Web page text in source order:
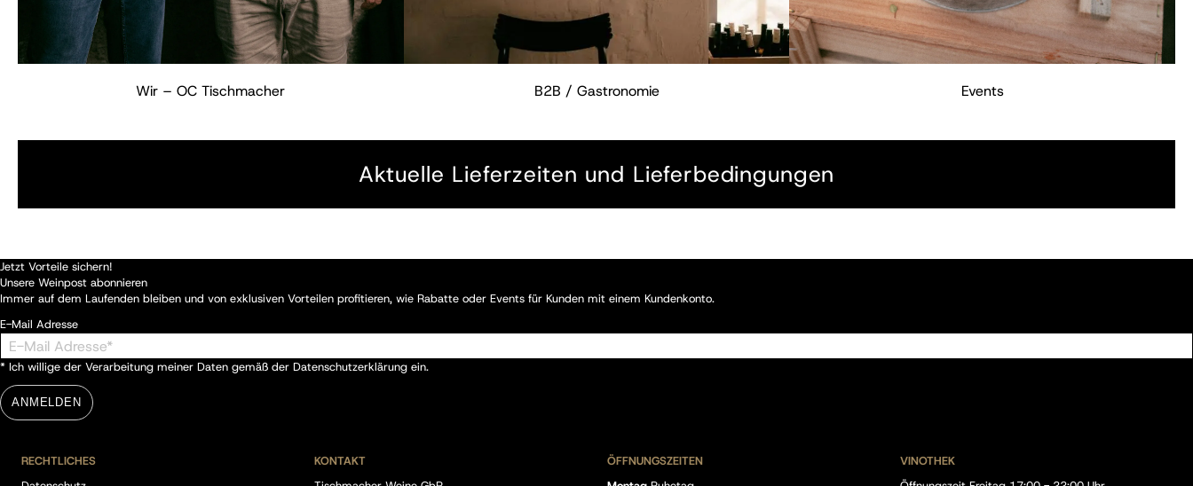
Wir – OC Tischmacher B2B / Gastronomie Events
Aktuelle Lieferzeiten und Lieferbedingungen
Jetzt Vorteile sichern!
Unsere Weinpost abonnieren
Immer auf dem Laufenden bleiben und von exklusiven Vorteilen profitieren, wie Rabatte oder Events für Kunden mit einem Kundenkonto.
E-Mail Adresse
* Ich willige der Verarbeitung meiner Daten gemäß der Datenschutzerklärung ein.
ANMELDEN
RECHTLICHES
KONTAKT
ÖFFNUNGSZEITEN
VINOTHEK